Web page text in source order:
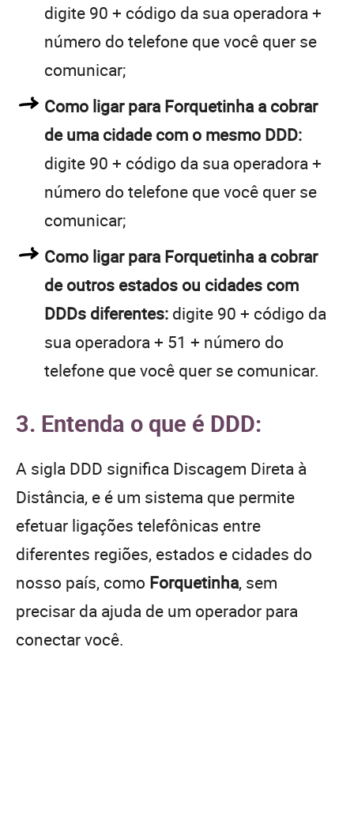
digite 90 + código da sua operadora +
número do telefone que você quer se
comunicar;
Como ligar para Forquetinha a cobrar
de uma cidade com o mesmo DDD:
digite 90 + código da sua operadora +
número do telefone que você quer se
comunicar;
Como ligar para Forquetinha a cobrar
de outros estados ou cidades com
DDDs diferentes: digite 90 + código da
sua operadora + 51 + número do
telefone que você quer se comunicar.
3. Entenda o que é DDD:
A sigla DDD significa Discagem Direta à
Distância, e é um sistema que permite
efetuar ligações telefônicas entre
diferentes regiões, estados e cidades do
nosso país, como Forquetinha, sem
precisar da ajuda de um operador para
conectar você.